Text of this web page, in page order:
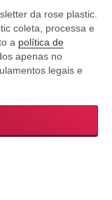
da rose plastic.
coleta, processa e
a política de
apenas no
legais e